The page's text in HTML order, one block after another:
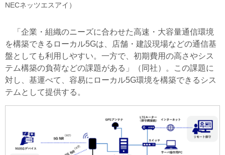
NECネッツエスアイ）
「企業・組織のニーズに合わせた高速・大容量通信環境
を構築できるローカル5Gは、店舗・建設現場などの通信基
盤としても利用しやすい。一方で、初期費用の高さやシス
テム構築の負荷などの課題がある」（同社）。この課題に
対し、基運べて、容易にローカル5G環境を構築できるシス
テムとして提供する。